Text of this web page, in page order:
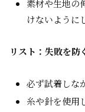
素材や生地の
けないように
リスト：失敗を防
必ず試着しな
糸や針を使用